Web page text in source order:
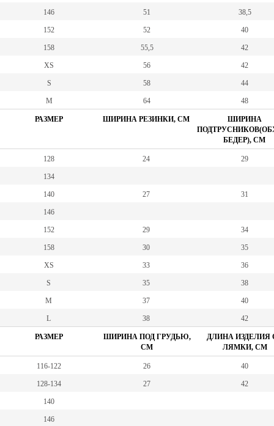
146 51 38,5
152 52 40
158 55,5 42
XS 56 42
S 58 44
M 64 48
РАЗМЕР ШИРИНА РЕЗИНКИ, СМ
ШИРИНА
БЕДЕР), СМ
128 24 29
134
140 27 31
146
152 29 34
158 30 35
XS 33 36
S 35 38
M 37 40
L 38 42
РАЗМЕР
ШИРИНА ПОД ГРУДЬЮ,
СМ
ДЛИНА ИЗДЕЛИЯ
ЛЯМКИ, СМ
116-122 26 40
128-134 27 42
140
146